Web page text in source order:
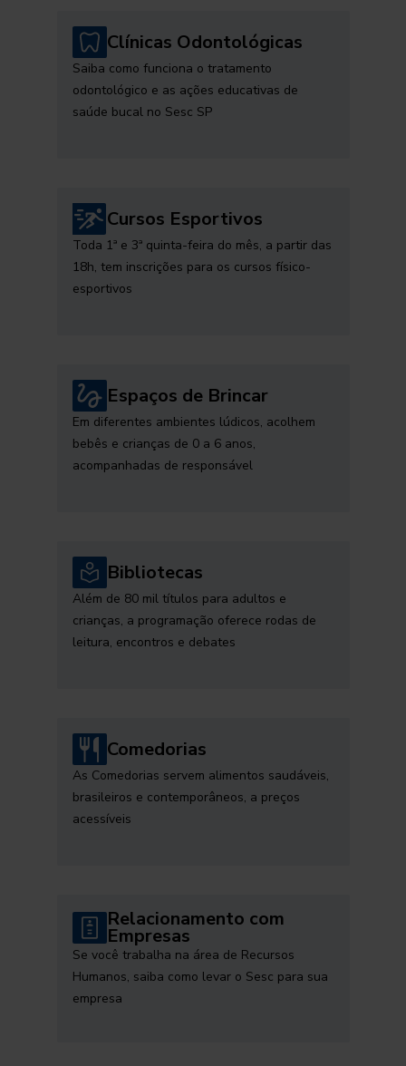
Clínicas Odontológicas
Saiba como funciona o tratamento
odontológico e as ações educativas de
saúde bucal no Sesc SP
Cursos Esportivos
Toda 1ª e 3ª quinta-feira do mês, a partir das
18h, tem inscrições para os cursos físico-
esportivos
Espaços de Brincar
Em diferentes ambientes lúdicos, acolhem
bebês e crianças de 0 a 6 anos,
acompanhadas de responsável
Bibliotecas
Além de 80 mil títulos para adultos e
crianças, a programação oferece rodas de
leitura, encontros e debates
Comedorias
As Comedorias servem alimentos saudáveis,
brasileiros e contemporâneos, a preços
acessíveis
Relacionamento com
Empresas
Se você trabalha na área de Recursos
Humanos, saiba como levar o Sesc para sua
empresa